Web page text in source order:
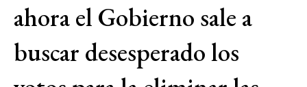
ahora el Gobierno sale a
buscar desesperado los